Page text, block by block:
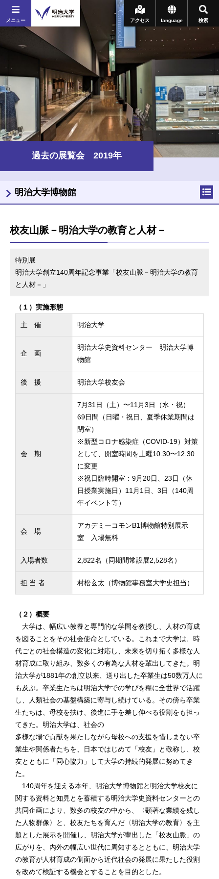
メニュー 検索
language
アクセス
過去の展覧会 2019年
校友山脈－明治大学の教育と人材－
特別展
明治大学創立140周年記念事業「校友山脈－明治大学の教育
と人材－」
（１）実施形態
主 催 明治大学
企 画
明治大学史資料センター 明治大学博
物館
後 援 明治大学校友会
会 期
7月31日（土）〜11月3日（水・祝）
69日間（日曜・祝日、夏季休業期間は
閉室）
※新型コロナ感染症（COVID-19）対策
として、開室時間を土曜10:30〜12:30
に変更
※祝日臨時開室：9月20日、23日（休
日授業実施日）11月1日、3日（140周
年イベント等）
会 場
アカデミーコモンB1博物館特別展示
室 入場無料
入場者数 2,822名（同期間常設展2,528名）
担 当 者 村松玄太（博物館事務室大学史担当）
（２）概要
大学は、幅広い教養と専門的な学問を教授し、人材の育成
を図ることをその社会使命としている。これまで大学は、時
代ごとの社会構造の変化に対応し、未来を切り拓く多様な人
材育成に取り組み、数多くの有為な人材を輩出してきた。明
治大学が1881年の創立以来、送り出した卒業生は50数万人に
も及ぶ。卒業生たちは明治大学での学びを糧に全世界で活躍
し、人類社会の基盤構築に寄与し続けている。その傍ら卒業
生たちは、母校を扶け、後進に手を差し伸べる役割をも担っ
てきた。明治大学は、社会の
多様な場で貢献を果たしながら母校への支援を惜しまない卒
業生や関係者たちを、日本ではじめて「校友」と敬称し、校
友とともに「同心協力」して大学の持続的発展に努めてき
た。
140周年を迎える本年、明治大学博物館と明治大学校友に
関する資料と知見とを蓄積する明治大学史資料センターとの
共同企画により、数多の校友の中から、〈顕著な業績を残し
た人物群像〉と、校友たちを育んだ〈明治大学の教育〉を主
題とした展示を開催し、明治大学が輩出した「校友山脈」の
広がりを、内外の幅広い世代に周知するとともに、明治大学
の教育が人材育成の側面から近代社会の発展に果たした役割
を改めて検証する機会とすることを目的とした。
明治大学博物館